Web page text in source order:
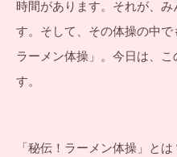
時間があります。それが、
す。そして、その体操の中で
ラーメン体操」。今日は、
す。
「秘伝！ラーメン体操」とは